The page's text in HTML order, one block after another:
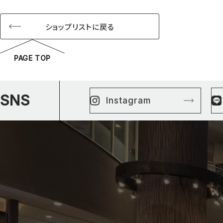
ショップリストに戻る
PAGE TOP
SNS Instagram